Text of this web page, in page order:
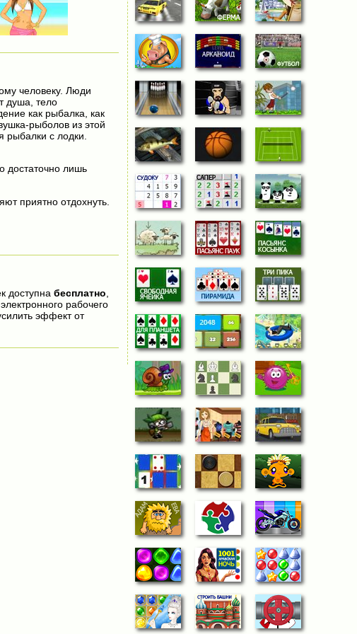
человеку. Люди
душа, тело
как рыбалка, как
рыболов из этой
рыбалки с лодки.
достаточно лишь
приятно отдохнуть.
доступна бесплатно
рабочего
эффект от